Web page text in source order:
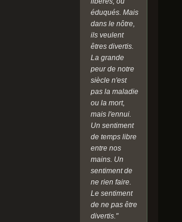
éduqués. Mais
dans le nôtre,
ils veulent
êtres divertis.
La grande
peur de notre
siècle n'est
pas la maladie
ou la mort,
mais l'ennui.
Un sentiment
de temps libre
entre nos
mains. Un
sentiment de
ne rien faire.
Le sentiment
de ne pas être
divertis."